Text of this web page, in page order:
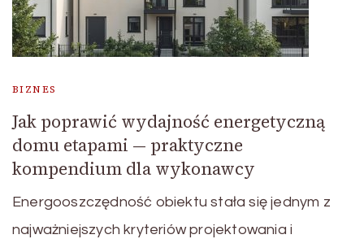
BIZNES
Jak poprawić wydajność energetyczną
domu etapami — praktyczne
kompendium dla wykonawcy
Energooszczędność obiektu stała się jednym z
najważniejszych kryteriów projektowania i